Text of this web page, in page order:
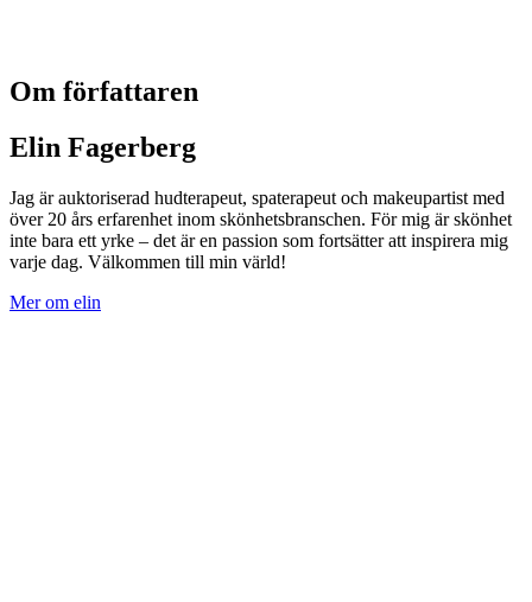
Om författaren
Elin Fagerberg
Jag är auktoriserad hudterapeut, spaterapeut och makeupartist med
över 20 års erfarenhet inom skönhetsbranschen. För mig är skönhet
inte bara ett yrke – det är en passion som fortsätter att inspirera mig
varje dag. Välkommen till min värld!
Mer om elin